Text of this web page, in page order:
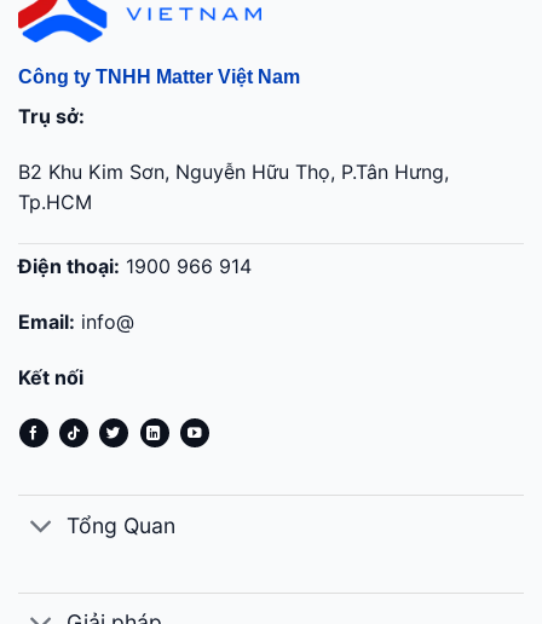
Công ty TNHH Matter Việt Nam
Trụ sở:
B2 Khu Kim Sơn, Nguyễn Hữu Thọ, P.Tân Hưng,
Tp.HCM
Điện thoại: 1900 966 914
Email: info@
Kết nối
Tổng Quan